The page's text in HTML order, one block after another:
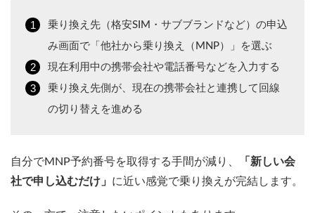
乗り換え先（格安SIM・サブブランドなど）の申込
み画面で「他社から乗り換え（MNP）」を選ぶ
現在利用中の携帯会社や電話番号などを入力する
乗り換え先側が、現在の携帯会社と連携して回線
の切り替えを進める
自分でMNP予約番号を取得する手間が減り、
「新しい会
社で申し込むだけ」 に近い感覚で乗り換えが完結します。